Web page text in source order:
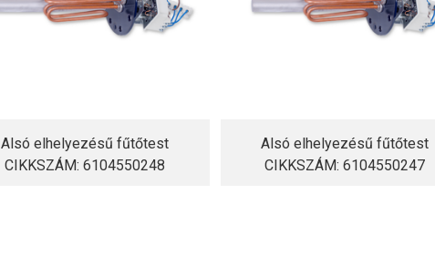
Alsó elhelyezésű fűtőtest
CIKKSZÁM: 6104550248
Alsó elhelyezésű fűtőtest
CIKKSZÁM: 6104550247